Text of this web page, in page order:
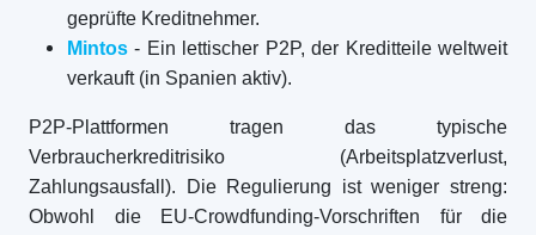
geprüfte Kreditnehmer.
Mintos - Ein lettischer P2P, der Kreditteile weltweit
verkauft (in Spanien aktiv).
P2P-Plattformen tragen das typische
Verbraucherkreditrisiko (Arbeitsplatzverlust,
Zahlungsausfall). Die Regulierung ist weniger streng:
Obwohl die EU-Crowdfunding-Vorschriften für die